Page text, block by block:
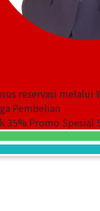
gold (K18) Kihei
Harga Buyback
reservasi melalui
Pembelian
35% Promo Spesial